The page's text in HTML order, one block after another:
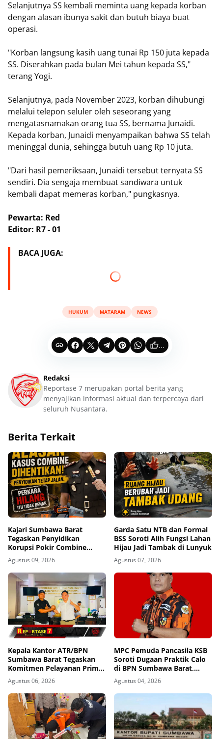
Selanjutnya SS kembali meminta uang kepada korban
dengan alasan ibunya sakit dan butuh biaya buat
operasi.
"Korban langsung kasih uang tunai Rp 150 juta kepada
SS. Diserahkan pada bulan Mei tahun kepada SS,"
terang Yogi.
Selanjutnya, pada November 2023, korban dihubungi
melalui telepon seluler oleh seseorang yang
mengatasnamakan orang tua SS, bernama Junaidi.
Kepada korban, Junaidi menyampaikan bahwa SS telah
meninggal dunia, sehingga butuh uang Rp 10 juta.
"Dari hasil pemeriksaan, Junaidi tersebut ternyata SS
sendiri. Dia sengaja membuat sandiwara untuk
kembali dapat memeras korban," pungkasnya.
Pewarta: Red
Editor: R7 - 01
BACA JUGA:
HUKUM MATARAM NEWS
...
Redaksi
Reportase 7 merupakan portal berita yang
menyajikan informasi aktual dan terpercaya dari
seluruh Nusantara.
Berita Terkait
Kajari Sumbawa Barat
Tegaskan Penyidikan
Korupsi Pokir Combine
Tetap Berjalan, Agung: Tidak
Ada Alasan Kasus
Dihentikan
Agustus 09, 2026
Garda Satu NTB dan Formal
BSS Soroti Alih Fungsi Lahan
Hijau Jadi Tambak di Lunyuk
Agustus 07, 2026
Kepala Kantor ATR/BPN
Sumbawa Barat Tegaskan
Komitmen Pelayanan Prima
dan Buka Pintu Pengaduan
Masyarakat
Agustus 06, 2026
MPC Pemuda Pancasila KSB
Soroti Dugaan Praktik Calo
di BPN Sumbawa Barat,
Desak Evaluasi Total dan
Turun Tangan Aparat
Penegak Hukum
Agustus 04, 2026